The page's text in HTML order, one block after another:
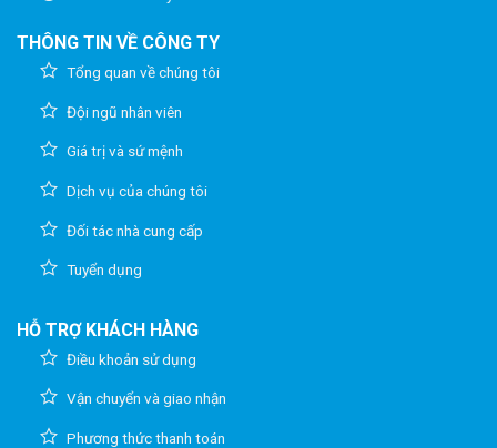
THÔNG TIN VỀ CÔNG TY
Tổng quan về chúng tôi
Đội ngũ nhân viên
Giá trị và sứ mệnh
Dịch vụ của chúng tôi
Đối tác nhà cung cấp
Tuyển dụng
HỖ TRỢ KHÁCH HÀNG
Điều khoản sử dụng
Vận chuyển và giao nhận
Phương thức thanh toán